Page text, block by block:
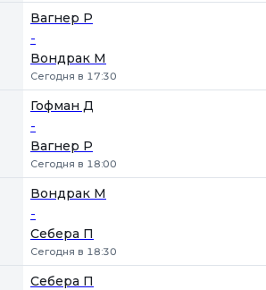
Вагнер Р
-
Вондрак М
Сегодня в 17:30
Гофман Д
-
Вагнер Р
Сегодня в 18:00
Вондрак М
-
Себера П
Сегодня в 18:30
Себера П